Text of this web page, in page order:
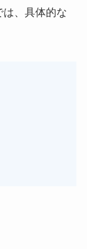
、具体的な